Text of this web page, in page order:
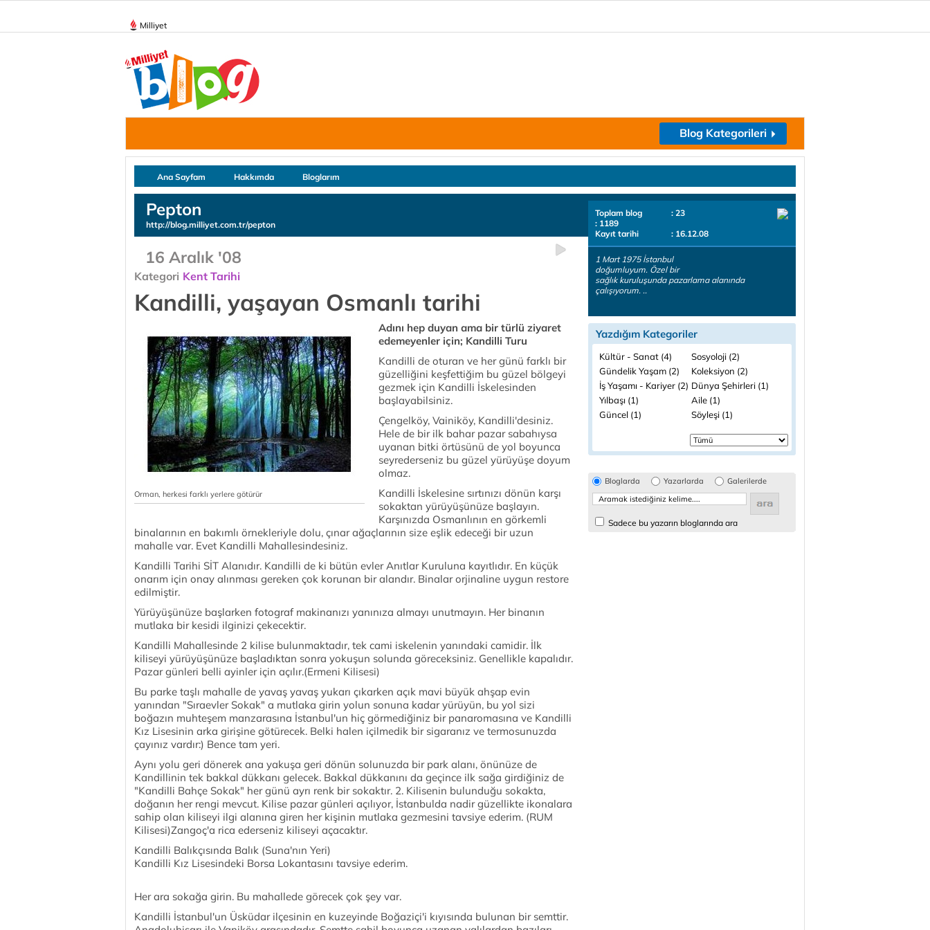
Milliyet
Blog Kategorileri
Ana Sayfam Hakkımda Bloglarım
Pepton
http://blog.milliyet.com.tr/pepton
16 Aralık '08
Kategori Kent Tarihi
Kandilli, yaşayan Osmanlı tarihi
Orman, herkesi farklı yerlere götürür
Adını hep duyan ama bir türlü ziyaret
edemeyenler için; Kandilli Turu
Kandilli de oturan ve her günü farklı bir
güzelliğini keşfettiğim bu güzel bölgeyi
gezmek için Kandilli İskelesinden
başlayabilsiniz.
Çengelköy, Vainiköy, Kandilli'desiniz.
Hele de bir ilk bahar pazar sabahıysa
uyanan bitki örtüsünü de yol boyunca
seyrederseniz bu güzel yürüyüşe doyum
olmaz.
Kandilli İskelesine sırtınızı dönün karşı
sokaktan yürüyüşünüze başlayın.
Karşınızda Osmanlının en görkemli
binalarının en bakımlı örnekleriyle dolu, çınar ağaçlarının size eşlik edeceği bir uzun
mahalle var. Evet Kandilli Mahallesindesiniz.
Kandilli Tarihi SİT Alanıdır. Kandilli de ki bütün evler Anıtlar Kuruluna kayıtlıdır. En küçük
onarım için onay alınması gereken çok korunan bir alandır. Binalar orjinaline uygun restore
edilmiştir.
Yürüyüşünüze başlarken fotograf makinanızı yanınıza almayı unutmayın. Her binanın
mutlaka bir kesidi ilginizi çekecektir.
Kandilli Mahallesinde 2 kilise bulunmaktadır, tek cami iskelenin yanındaki camidir. İlk
kiliseyi yürüyüşünüze başladıktan sonra yokuşun solunda göreceksiniz. Genellikle kapalıdır.
Pazar günleri belli ayinler için açılır.(Ermeni Kilisesi)
Bu parke taşlı mahalle de yavaş yavaş yukarı çıkarken açık mavi büyük ahşap evin
yanından "Sıraevler Sokak" a mutlaka girin yolun sonuna kadar yürüyün, bu yol sizi
boğazın muhteşem manzarasına İstanbul'un hiç görmediğiniz bir panaromasına ve Kandilli
Kız Lisesinin arka girişine götürecek. Belki halen içilmedik bir sigaranız ve termosunuzda
çayınız vardır:) Bence tam yeri.
Aynı yolu geri dönerek ana yakuşa geri dönün solunuzda bir park alanı, önünüze de
Kandillinin tek bakkal dükkanı gelecek. Bakkal dükkanını da geçince ilk sağa girdiğiniz de
"Kandilli Bahçe Sokak" her günü ayrı renk bir sokaktır. 2. Kilisenin bulunduğu sokakta,
doğanın her rengi mevcut. Kilise pazar günleri açılıyor, İstanbulda nadir güzellikte ikonalara
sahip olan kiliseyi ilgi alanına giren her kişinin mutlaka gezmesini tavsiye ederim. (RUM
Kilisesi)Zangoç'a rica ederseniz kiliseyi açacaktır.
Kandilli Balıkçısında Balık (Suna'nın Yeri)
Kandilli Kız Lisesindeki Borsa Lokantasını tavsiye ederim.
Her ara sokağa girin. Bu mahallede görecek çok şey var.
Kandilli İstanbul'un Üsküdar ilçesinin en kuzeyinde Boğaziçi'i kıyısında bulunan bir semttir.
Toplam blog
: 23
: 1189
Kayıt tarihi
: 16.12.08
1 Mart 1975 İstanbul
doğumluyum. Özel bir
sağlık kuruluşunda pazarlama alanında
çalışıyorum. ..
Yazdığım Kategoriler
Kültür - Sanat (4)
Sosyoloji (2)
Gündelik Yaşam (2)
Koleksiyon (2)
İş Yaşamı - Kariyer (2) Dünya Şehirleri (1)
Yılbaşı (1)
Aile (1)
Güncel (1)
Söyleşi (1)
Bloglarda Yazarlarda Galerilerde
Sadece bu yazarın bloglarında ara